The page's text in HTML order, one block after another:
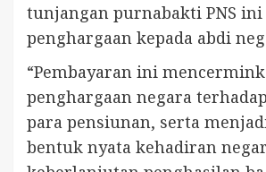
tunjangan purnabakti PNS
penghargaan kepada abdi
“Pembayaran ini
penghargaan negara
para pensiunan, serta
bentuk nyata kehadiran